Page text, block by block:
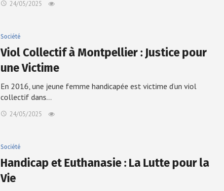
24/05/2025
Société
Viol Collectif à Montpellier : Justice pour
une Victime
En 2016, une jeune femme handicapée est victime d’un viol
collectif dans…
24/05/2025
Société
Handicap et Euthanasie : La Lutte pour la
Vie